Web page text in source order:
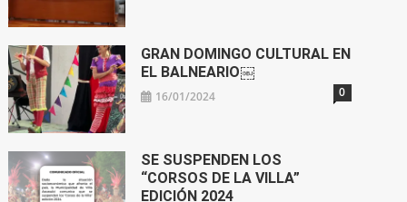
GRAN DOMINGO CULTURAL EN
EL BALNEARIO￼
16/01/2024 0
SE SUSPENDEN LOS
“CORSOS DE LA VILLA”
EDICIÓN 2024